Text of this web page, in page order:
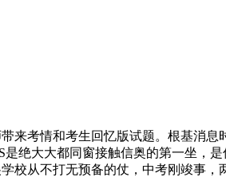
考情和考生回忆版试题。根基消息
绝大大都同窗接触信奥的第一坐，
从不打无预备的仗，中考刚竣事